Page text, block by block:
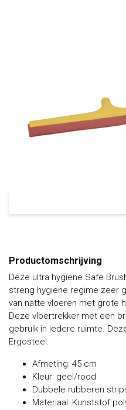
Productomschrijving
Deze ultra hygiëne Safe
streng hygiëne regime zeer
van natte vloeren met grote
Deze vloertrekker met een
gebruik in iedere ruimte.
Ergosteel.
Afmeting: 45 cm
Kleur: geel/rood
Dubbele rubberen
Materiaal: Kunststof